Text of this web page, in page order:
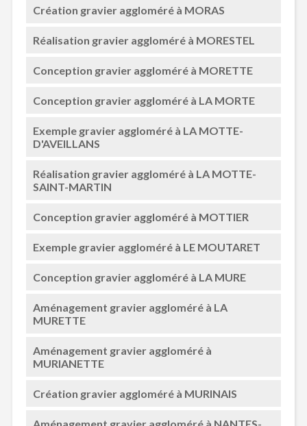
Création gravier aggloméré à MORAS
Réalisation gravier aggloméré à MORESTEL
Conception gravier aggloméré à MORETTE
Conception gravier aggloméré à LA MORTE
Exemple gravier aggloméré à LA MOTTE-
D'AVEILLANS
Réalisation gravier aggloméré à LA MOTTE-
SAINT-MARTIN
Conception gravier aggloméré à MOTTIER
Exemple gravier aggloméré à LE MOUTARET
Conception gravier aggloméré à LA MURE
Aménagement gravier aggloméré à LA
MURETTE
Aménagement gravier aggloméré à
MURIANETTE
Création gravier aggloméré à MURINAIS